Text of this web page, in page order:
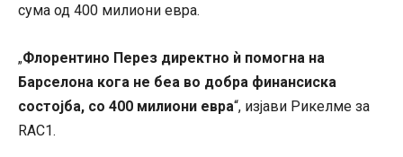
сума од 400 милиони евра.
„Флорентино Перез директно ѝ помогна на
Барселона кога не беа во добра финансиска
состојба, со 400 милиони евра“, изјави Рикелме за
RAC1.